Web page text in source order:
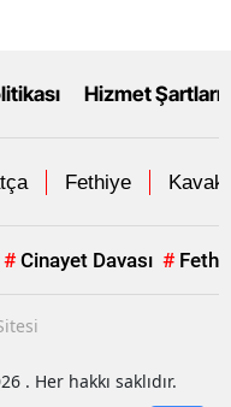
Hizmet Şartları
Fethiye
# Cinayet Davası #
. Her hakkı saklıdır.